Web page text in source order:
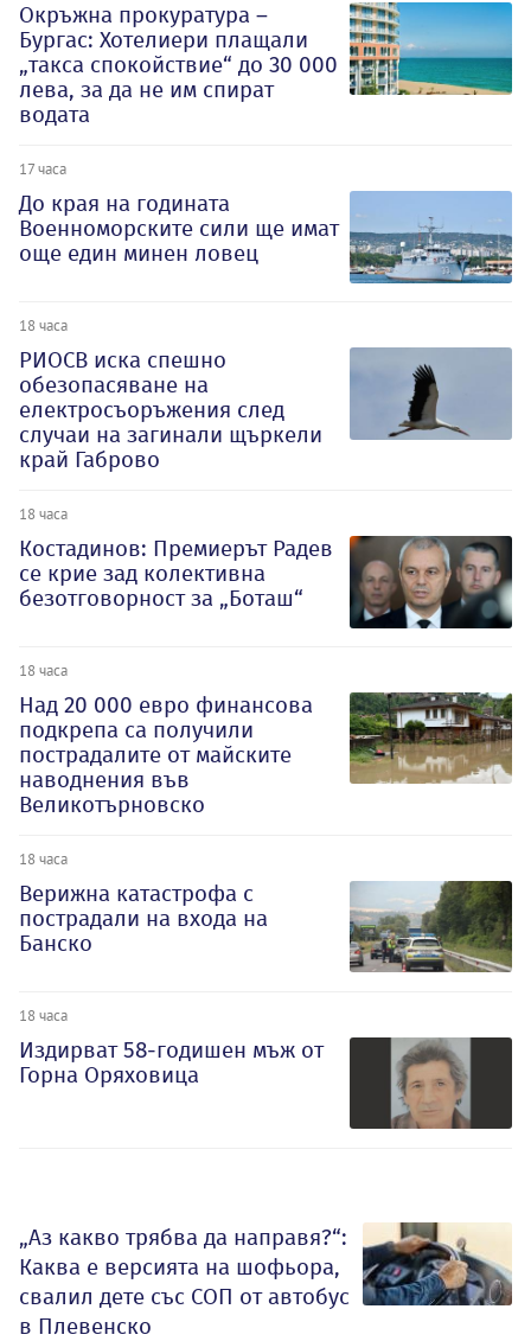
Окръжна прокуратура –
Бургас: Хотелиери плащали
„такса спокойствие“ до 30 000
лева, за да не им спират
водата
17 часа
До края на годината
Военноморските сили ще имат
още един минен ловец
18 часа
РИОСВ иска спешно
обезопасяване на
електросъоръжения след
случаи на загинали щъркели
край Габрово
18 часа
Костадинов: Премиерът Радев
се крие зад колективна
безотговорност за „Боташ“
18 часа
Над 20 000 евро финансова
подкрепа са получили
пострадалите от майските
наводнения във
Великотърновско
18 часа
Верижна катастрофа с
пострадали на входа на
Банско
18 часа
Издирват 58-годишен мъж от
Горна Оряховица
„Аз какво трябва да направя?“:
Каква е версията на шофьора,
свалил дете със СОП от автобус
в Плевенско